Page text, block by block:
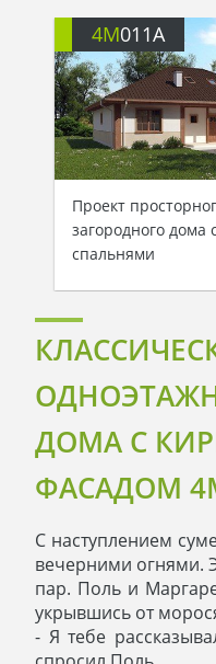
4M011A
Проект
загородного дома
спальнями
ДОМА С
ФАСАДОМ
С наступлением
вечерними огнями.
пар. Поль и
укрывшись от
- Я тебе